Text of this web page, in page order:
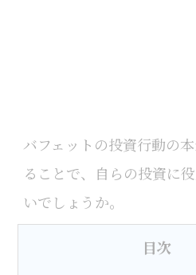
バフェットの投資行動の
ることで、自らの投資に
いでしょうか。
目次